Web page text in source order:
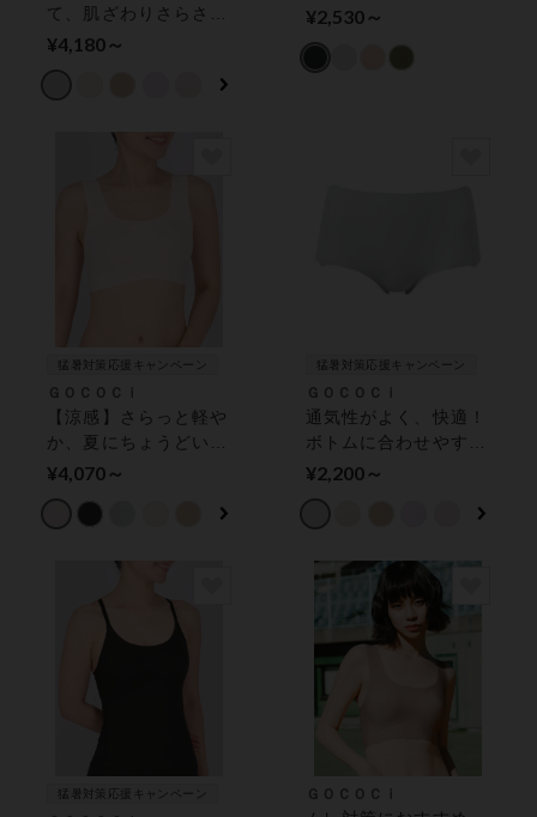
て、肌ざわりさらさら
【涼感】 ハーフトッ
¥4,180～
特殊構造でズレにくい
¥2,530～
猛暑対策応援キャンペーン
ＧＯＣＯＣｉ
【涼感】さらっと軽や
か、夏にちょうどいい
１枚 ハーフトップ
¥4,070～
猛暑対策応援キャンペーン
ＧＯＣＯＣｉ
通気性がよく、快適！
ボトムに合わせやすい
シンプルデザイン【涼
¥2,200～
猛暑対策応援キャンペーン ＧＯＣＯＣｉ